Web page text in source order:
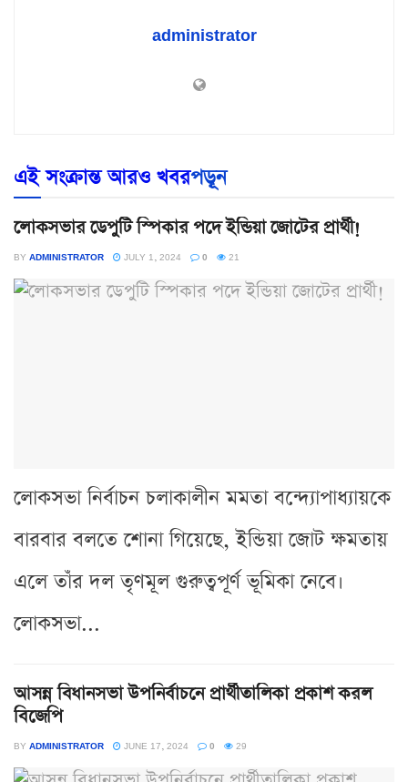
administrator
এই সংক্রান্ত আরও খবরপড়ূন
লোকসভার ডেপুটি স্পিকার পদে ইন্ডিয়া জোটের প্রার্থী!
BY ADMINISTRATOR JULY 1, 2024 0 21
লোকসভা নির্বাচন চলাকালীন মমতা বন্দ্যোপাধ্যায়কে
বারবার বলতে শোনা গিয়েছে, ইন্ডিয়া জোট ক্ষমতায়
এলে তাঁর দল তৃণমূল গুরুত্বপূর্ণ ভূমিকা নেবে।
লোকসভা...
আসন্ন বিধানসভা উপনির্বাচনে প্রার্থীতালিকা প্রকাশ করল
বিজেপি
BY ADMINISTRATOR JUNE 17, 2024 0 29